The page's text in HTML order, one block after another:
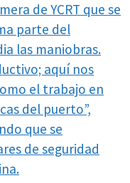
de YCRT que se
parte del
las maniobras.
aquí nos
el trabajo en
del puerto”,
que se
de seguridad